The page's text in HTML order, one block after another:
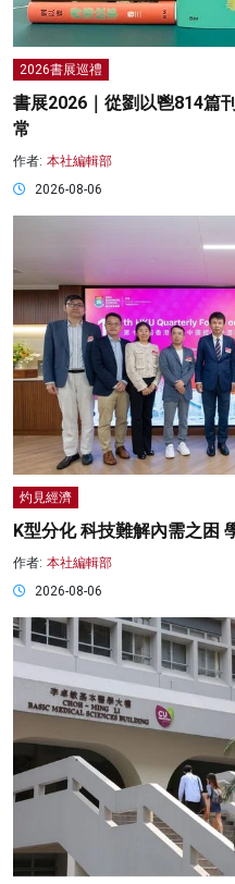
2026書展巡禮
書展2026｜從劉以鬯814篇
常
作者: 本社編輯部
2026-08-06
灼見經濟
K型分化 科技難解內需之困
作者: 本社編輯部
2026-08-06